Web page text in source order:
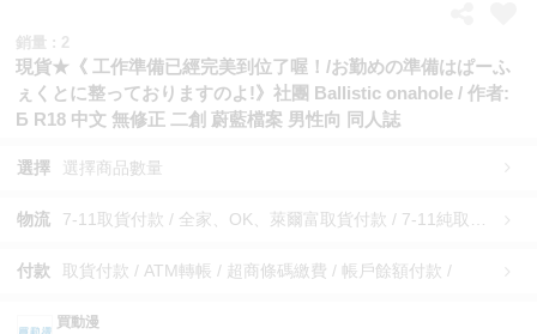
銷量 : 2
現貨★《 工作準備已經完美到位了喔！/お勤めの準備はぱーふ
ぇくとに整っておりますのよ!》社團 Ballistic onahole / 作者:
Б R18 中文 無修正 二創 蔚藍檔案 男性向 同人誌
選擇 選擇商品數量
物流
付款 取貨付款 / ATM轉帳 / 超商條碼繳費 / 帳戶餘額付款 /
買動漫